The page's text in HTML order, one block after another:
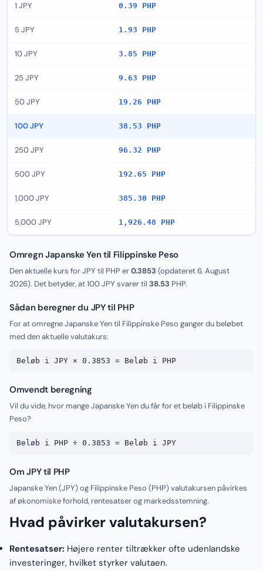
1 JPY 0.39 PHP
5 JPY 1.93 PHP
10 JPY 3.85 PHP
25 JPY 9.63 PHP
50 JPY 19.26 PHP
100 JPY 38.53 PHP
250 JPY 96.32 PHP
500 JPY 192.65 PHP
1,000 JPY 385.30 PHP
5,000 JPY 1,926.48 PHP
Omregn Japanske Yen til Filippinske Peso
Den aktuelle kurs for JPY til PHP er0.3853 (opdateret6. August
2026). Det betyder, at 100 JPY svarer til 38.53 PHP.
Sådan beregner du JPY til PHP
For at omregne Japanske Yen til Filippinske Peso ganger du beløbet
med den aktuelle valutakurs:
Beløb i JPY × 0.3853 = Beløb i PHP
Omvendt beregning
Vil du vide, hvor mange Japanske Yen du får for et beløb i Filippinske
Peso?
Beløb i PHP ÷ 0.3853 = Beløb i JPY
Om JPY til PHP
Japanske Yen (JPY) og Filippinske Peso (PHP) valutakursen påvirkes
af økonomiske forhold, rentesatser og markedsstemning.
Hvad påvirker valutakursen?
Rentesatser: Højere renter tiltrækker ofte udenlandske
investeringer, hvilket styrker valutaen.